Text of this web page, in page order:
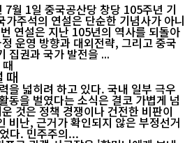
월 1일 중국공산당 창당 105주년 기
가주석의 연설은 단순한 기념사가 아니
연설은 지난 105년의 역사를 되돌아
운영 방향과 대외전략, 그리고 중국
집권과 국가 발전을 ...
때
을 넓히려 하고 있다. 국내 일부 극우
동을 벌였다는 소식은 결코 가볍게 넘
것은 정책 경쟁이나 건전한 비판이
비난, 근거가 확인되지 않은 부정선거
다. 민주주의...